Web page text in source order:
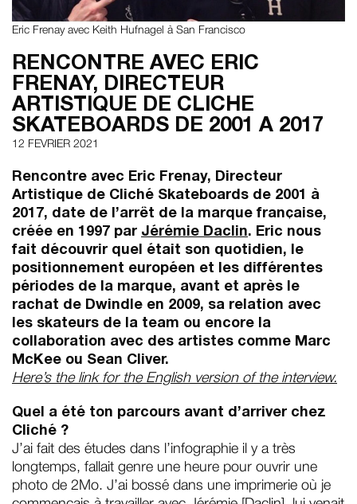
Eric Frenay avec Keith Hufnagel à San Francisco
RENCONTRE AVEC ERIC
FRENAY, DIRECTEUR
ARTISTIQUE DE CLICHE
SKATEBOARDS DE 2001 A 2017
12 FEVRIER 2021
Rencontre avec Eric Frenay, Directeur
Artistique de Cliché Skateboards de 2001 à
2017, date de l’arrêt de la marque française,
créée en 1997 par Jérémie Daclin. Eric nous
fait découvrir quel était son quotidien, le
positionnement européen et les différentes
périodes de la marque, avant et après le
rachat de Dwindle en 2009, sa relation avec
les skateurs de la team ou encore la
collaboration avec des artistes comme Marc
McKee ou Sean Cliver.
Here’s the link for the English version of the interview.
Quel a été ton parcours avant d’arriver chez
Cliché ?
J’ai fait des études dans l’infographie il y a très
longtemps, fallait genre une heure pour ouvrir une
photo de 2Mo. J’ai bossé dans une imprimerie où je